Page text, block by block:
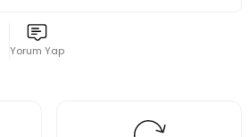
Yorum Yap